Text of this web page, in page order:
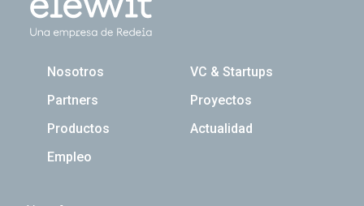
Navegación principal
Nosotros
VC & Startups
Partners
Proyectos
Productos
Actualidad
Empleo